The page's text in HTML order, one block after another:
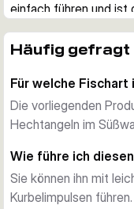
einfach führen und ist
Aktion unter Wasser
Bauchblitz und einem
Absinken zusätzliche
Impulse mit der Rute
nachlaufende Fische
Material und Finish
Der Körper besteht
Häufig gefragt
Für welche
Die vorliegenden
Hechtangeln im
Wie führe ich
Sie können ihn mit
Kurbelimpulsen